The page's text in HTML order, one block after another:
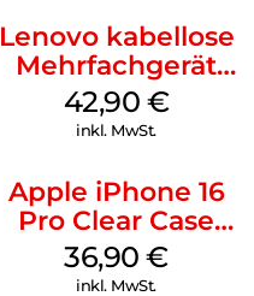
Lenovo kabellose
Mehrfachgerät
Luna Grey
42,90 €
inkl. MwSt.
Apple iPhone 16
Pro Clear Case
MagSafe
Transparent
36,90€
inkl. MwSt.